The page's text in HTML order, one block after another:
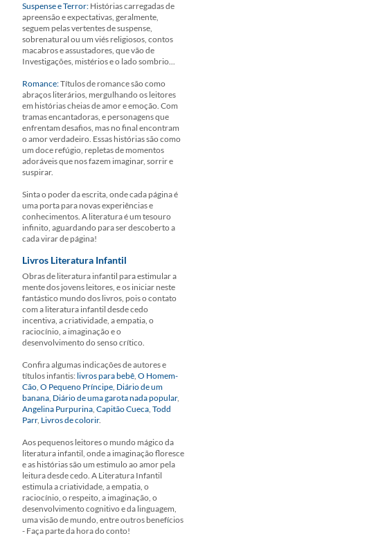
Suspense e Terror: Histórias carregadas de
apreensão e expectativas, geralmente,
seguem pelas vertentes de suspense,
sobrenatural ou um viés religiosos, contos
macabros e assustadores, que vão de
Investigações, mistérios e o lado sombrio...
Romance:Títulos de romance são como
abraços literários, mergulhando os leitores
em histórias cheias de amor e emoção. Com
tramas encantadoras, e personagens que
enfrentam desafios, mas no final encontram
o amor verdadeiro. Essas histórias são como
um doce refúgio, repletas de momentos
adoráveis que nos fazem imaginar, sorrir e
suspirar.
Sinta o poder da escrita, onde cada página é
uma porta para novas experiências e
conhecimentos. A literatura é um tesouro
infinito, aguardando para ser descoberto a
cada virar de página!
Livros Literatura Infantil
Obras de literatura infantil para estimular a
mente dos jovens leitores, e os iniciar neste
fantástico mundo dos livros, pois o contato
com a literatura infantil desde cedo
incentiva, a criatividade, a empatia, o
raciocínio, a imaginação e o
desenvolvimento do senso crítico.
Confira algumas indicações de autores e
títulos infantis: livros para bebê, O Homem-
Cão, O Pequeno Príncipe, Diário de um
banana, Diário de uma garota nada popular,
Angelina Purpurina, Capitão Cueca, Todd
Parr, Livros de colorir.
Aos pequenos leitores o mundo mágico da
literatura infantil, onde a imaginação floresce
e as histórias são um estimulo ao amor pela
leitura desde cedo. A Literatura Infantil
estimula a criatividade, a empatia, o
raciocínio, o respeito, a imaginação, o
desenvolvimento cognitivo e da linguagem,
uma visão de mundo, entre outros benefícios
- Faça parte da hora do conto!